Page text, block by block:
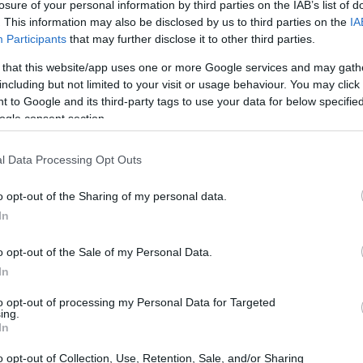
of your personal information by third parties on the IAB’s list of
This information may also be disclosed by us to third parties on the
Participants that may further disclose it to other third parties.
that this website/app uses one or more Google services and may
but not limited to your visit or usage behaviour. You may
to Google and its third-party tags to use your data for below
consent section.
Data Processing Opt Outs
opt-out of the Sharing of my personal data.
opt-out of the Sale of my Personal Data.
opt-out of processing my Personal Data for Targeted
opt-out of Collection, Use, Retention, Sale, and/or Sharing
Redazione · 6 Mar 2025
Un itinerario affascinante tra le meraviglie naturali e il
Redazione · 5 Mar 2025